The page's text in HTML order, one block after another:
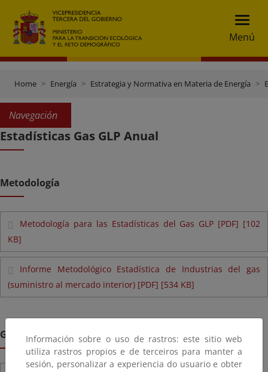
Menú
Home Energía Estrategia y Normativa en Materia de Energía
Navegación
Estadísticas Gas GLP Anual
Metodología
Metodología para las Estadísticas del Gas GLP [PDF] [102
KB]
Informe Metodológico Estadística de Industrias del gas
(suministro al mercado interior) [PDF] [534 KB]
Gas GLPInformación sobre o uso de rastros: este sitio web
utiliza rastros propios e de terceiros para manter a
sesión, personalizar a experiencia do usuario e obter